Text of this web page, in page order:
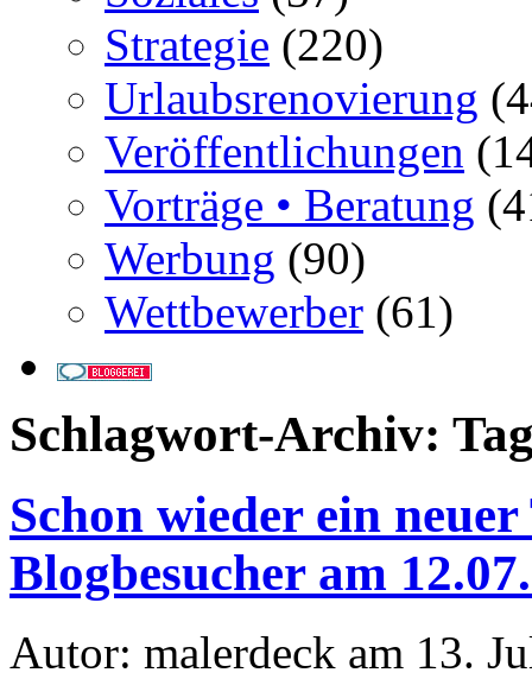
Strategie (220)
Urlaubsrenovierung
Veröffentlichungen
Vorträge • Beratung
Werbung (90)
Wettbewerber (61)
Schlagwort-Archiv:
Schon wieder ein
Blogbesucher am
Autor: malerdeck am 13.